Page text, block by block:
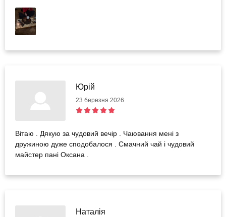
Юрій
23 березня 2026
Вітаю . Дякую за чудовий вечір . Чаювання мені з
дружиною дуже сподобалося . Смачний чай і чудовий
майстер пані Оксана .
Наталія